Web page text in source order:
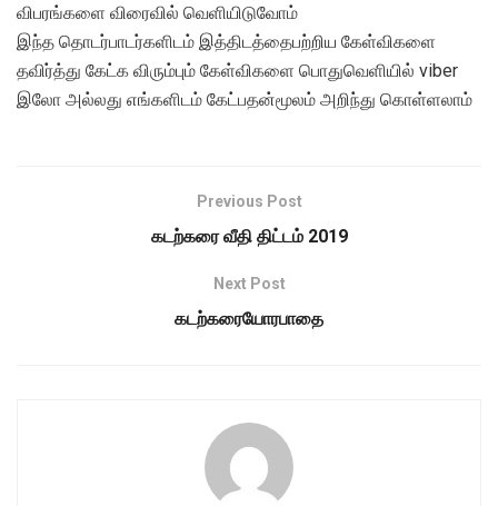
விபரங்களை விரைவில் வெளியிடுவோம்
இந்த தொடர்பாடர்களிடம் இத்திடத்தைபற்றிய கேள்விகளை
தவிர்த்து கேட்க விரும்பும் கேள்விகளை பொதுவெளியில் viber
இலோ அல்லது எங்களிடம் கேட்பதன்மூலம் அறிந்து கொள்ளலாம்
Previous Post
கடற்கரை வீதி திட்டம் 2019
Next Post
கடற்கரையோரபாதை